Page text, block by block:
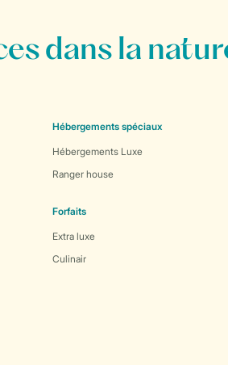
dans la
Hébergements spéciaux
Hébergements Luxe
Ranger house
Forfaits
Extra luxe
Culinair